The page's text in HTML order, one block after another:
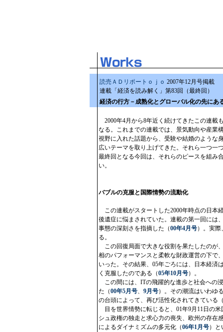
読売ＡＤリポートｏｊｏ 2007年12月号掲載
連載「経済を読み解く」第83回（最終回）
経済の行方－成熟化とグローバル化の先にあ
2000年4月から8年近く続けてきたこの連載
なる。これまでの連載では、景気動向や産業
視野に入れた話題から、受験や結婚のような
広いテーマを取り上げてきた。それら一つ一
最終回となる今回は、それらのピースを組み
い。
バブルの克服と国際情勢の流動化
この連載がスタートした2000年時点の日本
後遺症に悩まされていた。連載の第一回には
事態の深刻さを指摘した（00年4月号）。実際
る。
この回復局面で大きな役割を果たしたのが
相のパフォーマンスと柔軟な財政運営の下で
いった。その結果、05年ごろには、日本経済
く克服したのである（05年10月号）。
この間には、ITの飛躍的な進歩と社会への
た（00年5月号、 9月号）。その潮流はいわゆ
の台頭によって、再び活性化されてきている
目を世界情勢に転じると、01年9月11日の
シュ政権の独走と求心力の喪失、欧州の存在
によるダイナミズムの多元化（06年1月号）と